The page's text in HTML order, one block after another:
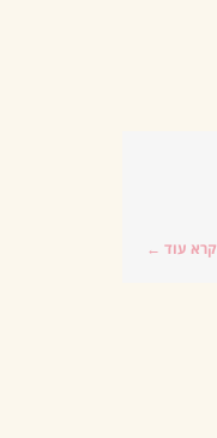
קרא עוד ←